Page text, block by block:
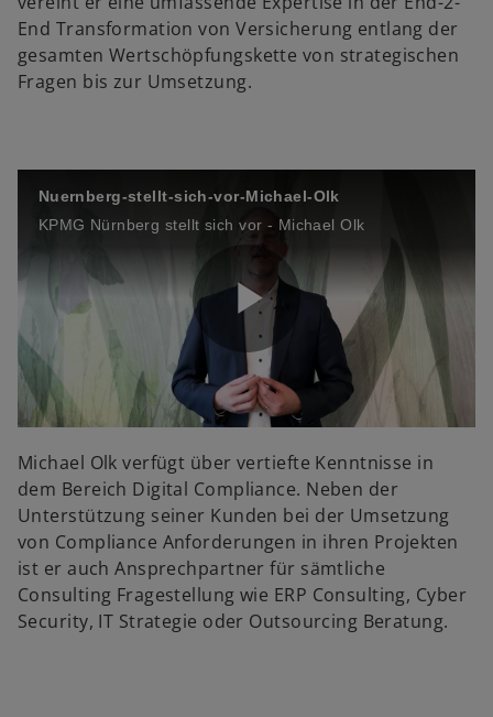
o
y
V
i
d
e
o
End Transformation von Versicherung entlang der
gesamten Wertschöpfungskette von strategischen
Fragen bis zur Umsetzung.
Nuernberg-stellt-sich-vor-Michael-Olk
KPMG Nürnberg stellt sich vor - Michael Olk
P
l
a
Michael Olk verfügt über vertiefte Kenntnisse in
dem Bereich Digital Compliance. Neben der
Unterstützung seiner Kunden bei der Umsetzung
von Compliance Anforderungen in ihren Projekten
ist er auch Ansprechpartner für sämtliche
Consulting Fragestellung wie ERP Consulting, Cyber
Security, IT Strategie oder Outsourcing Beratung.